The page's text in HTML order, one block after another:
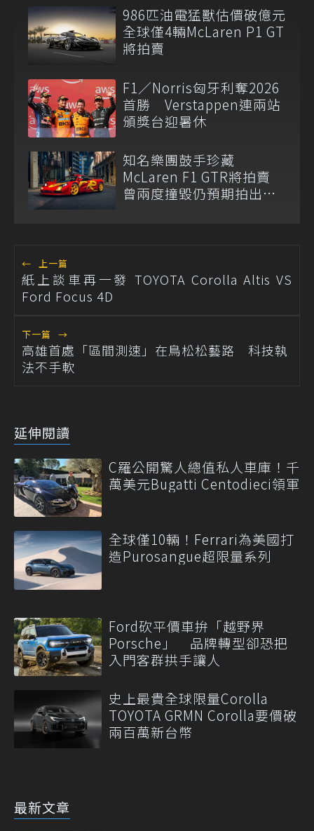
986匹油電猛獸估價破億元
全球僅4輛McLaren P1 GT
將拍賣
F1／Norris匈牙利奪2026
首勝 Verstappen連兩站
頒獎台迎暑休
知名樂團鼓手珍藏
McLaren F1 GTR將拍賣
曾兩度撞毀仍預期拍出天
← 上一篇
紙上談車再一發 TOYOTA Corolla Altis VS
Ford Focus 4D
下一篇 →
高雄首處「區間測速」在鳥松松藝路 科技執
法不手軟
延伸閱讀
C羅公開驚人總值私人車庫！千
萬美元Bugatti Centodieci領軍
全球僅10輛！Ferrari為美國打
造Purosangue超限量系列
Ford砍平價車拚「越野界
Porsche」 品牌轉型卻恐把
入門客群拱手讓人
史上最貴全球限量Corolla
TOYOTA GRMN Corolla要價破
兩百萬新台幣
最新文章